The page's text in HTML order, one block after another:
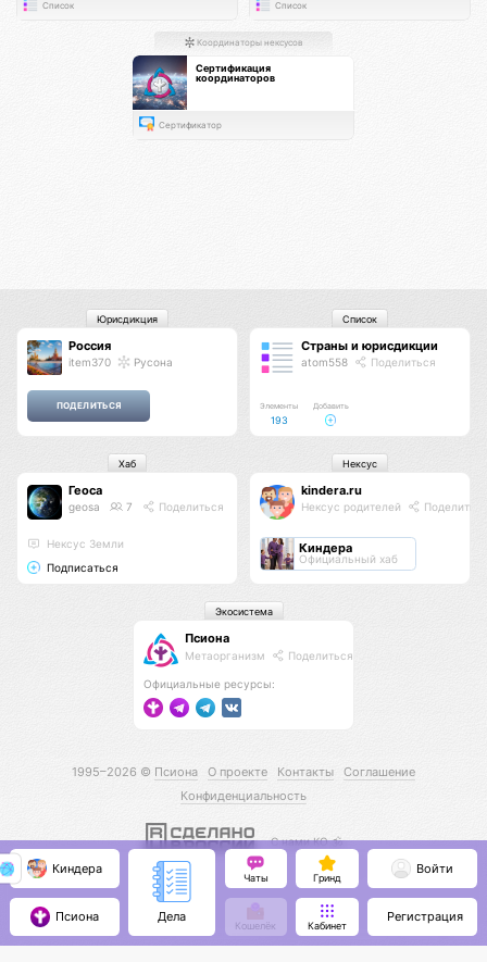
Список Список
Координаторы нексусов
Сертификация
координаторов
Сертификатор
Россия
item370 Русона
Юрисдикция
Страны и юрисдикции
atom558 Поделиться
Элементы
193
Добавить
Список
Геоса
geosa 7 Поделиться
Нексус Земли
Подписаться
Хаб
kindera.ru
Нексус родителей
Киндера
Официальный хаб
Нексус
Псиона
Метаорганизм Поделиться
Официальные ресурсы:
Экосистема
1995–2026 © Псиона О проекте Контакты
Соглашение
Конфиденциальность
С нами КО 🕉️
Киндера
Псиона Дела
Чаты Гринд
Кошелёк Кабинет
Войти
Регистрация